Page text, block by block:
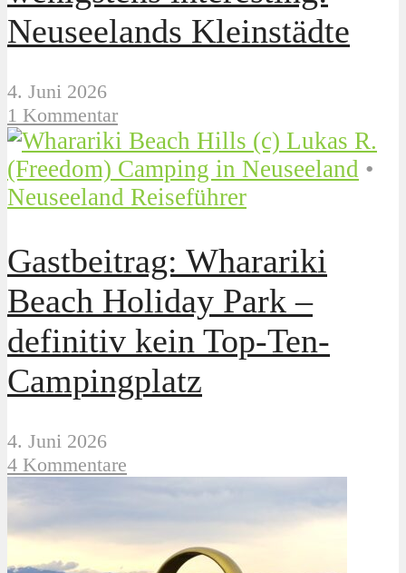
Neuseelands Kleinstädte
4. Juni 2026
1 Kommentar
(Freedom) Camping in Neuseeland •
Neuseeland Reiseführer
Gastbeitrag: Wharariki
Beach Holiday Park –
definitiv kein Top-Ten-
Campingplatz
4. Juni 2026
4 Kommentare